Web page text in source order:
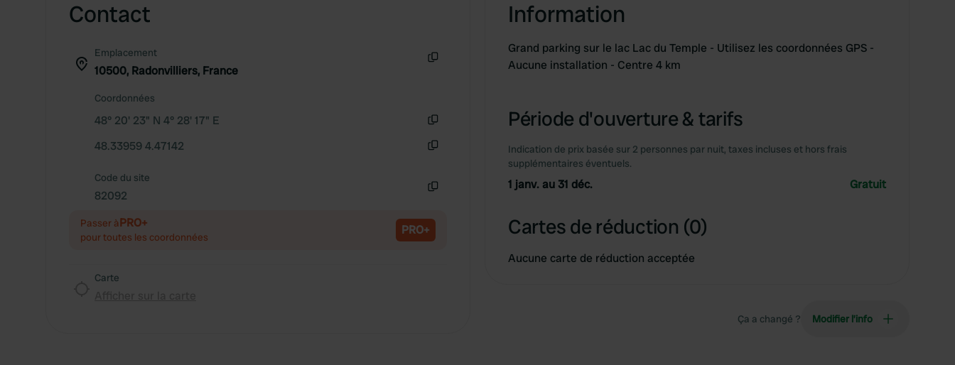
Contact
Emplacement
10500, Radonvilliers, France
Coordonnées
48° 20' 23" N 4° 28' 17" E
48.33959 4.47142
Code du site
82092
Passer àPRO+
pour toutes les coordonnées PRO+
Carte
Information
Grand parking sur le lac Lac du Temple - Utilisez les coordonnées GPS -
Aucune installation - Centre 4 km
Période d'ouverture & tarifs
Indication de prix basée sur 2 personnes par nuit, taxes incluses et hors frais
supplémentaires éventuels.
1 janv. au 31 déc. Gratuit
Cartes de réduction (0)
Aucune carte de réduction acceptée
Ça a changé ? Modifier l’info